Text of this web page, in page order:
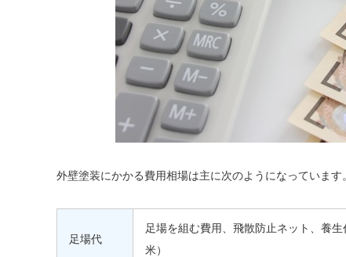
外壁塗装にかかる費用相場は主に次のようになっています。
足場代
足場を組む費用、飛散防止ネット、養
米）